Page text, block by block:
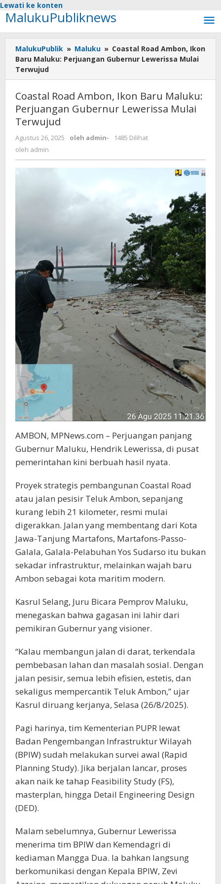
Lewati ke konten
MalukuPubliknews
MalukuPublik » Maluku » Coastal Road Ambon, Ikon
Baru Maluku: Perjuangan Gubernur Lewerissa Mulai
Terwujud
Coastal Road Ambon, Ikon Baru Maluku:
Perjuangan Gubernur Lewerissa Mulai
Terwujud
Agustus 26, 2025 oleh admin-
1485 Dilihat
oleh admin
AMBON, MPNews.com – Perjuangan panjang
Gubernur Maluku, Hendrik Lewerissa, di pusat
pemerintahan kini berbuah hasil nyata.
Proyek strategis pembangunan Coastal Road
atau jalan pesisir Teluk Ambon, sepanjang
kurang lebih 21 kilometer, resmi mulai
digerakkan. Jalan yang membentang dari Kota
Jawa-Tanjung Martafons, Martafons-Passo-
Galala, Galala-Pelabuhan Yos Sudarso itu bukan
sekadar infrastruktur, melainkan wajah baru
Ambon sebagai kota maritim modern.
Kasrul Selang, Juru Bicara Pemprov Maluku,
menegaskan bahwa gagasan ini lahir dari
pemikiran Gubernur yang visioner.
“Kalau membangun jalan di darat, terkendala
pembebasan lahan dan masalah sosial. Dengan
jalan pesisir, semua lebih efisien, estetis, dan
sekaligus mempercantik Teluk Ambon,” ujar
Kasrul diruang kerjanya, Selasa (26/8/2025).
Pagi harinya, tim Kementerian PUPR lewat
Badan Pengembangan Infrastruktur Wilayah
(BPIW) sudah melakukan survei awal (Rapid
Planning Study). Jika berjalan lancar, proses
akan naik ke tahap Feasibility Study (FS),
masterplan, hingga Detail Engineering Design
(DED).
Malam sebelumnya, Gubernur Lewerissa
menerima tim BPIW dan Kemendagri di
kediaman Mangga Dua. Ia bahkan langsung
berkomunikasi dengan Kepala BPIW, Zevi